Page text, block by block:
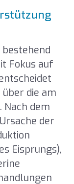
Fokus auf
die am
Nach dem
der
Eisprungs),